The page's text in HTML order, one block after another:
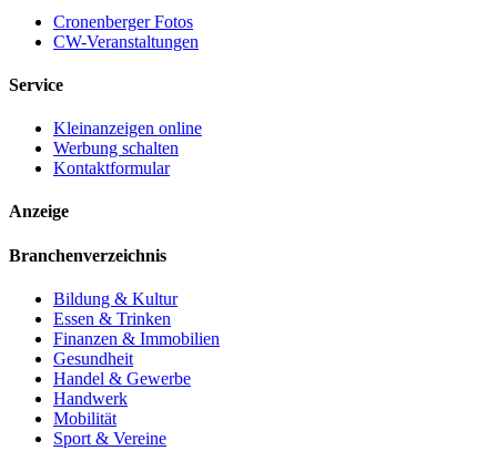
Cronenberger Fotos
CW-Veranstaltungen
Service
Kleinanzeigen online
Werbung schalten
Kontaktformular
Anzeige
Branchenverzeichnis
Bildung & Kultur
Essen & Trinken
Finanzen & Immobilien
Gesundheit
Handel & Gewerbe
Handwerk
Mobilität
Sport & Vereine